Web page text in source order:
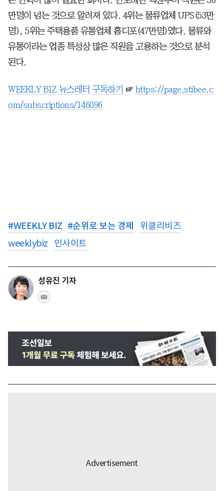
만명이 넘는 것으로 알려져 있다. 4위는 물류업체 UPS(53만
명), 5위는 주택용품 유통업체 홈디포(47만명)였다. 물류와
유통이라는 업종 특성상 많은 직원을 고용하는 것으로 분석
된다.
WEEKLY BIZ 뉴스레터 구독하기 ☞ https://page.stibee.c
om/subscriptions/146096
#WEEKLY BIZ #순위로 보는 경제
위클리비즈
weeklybiz
인사이트
성유진 기자